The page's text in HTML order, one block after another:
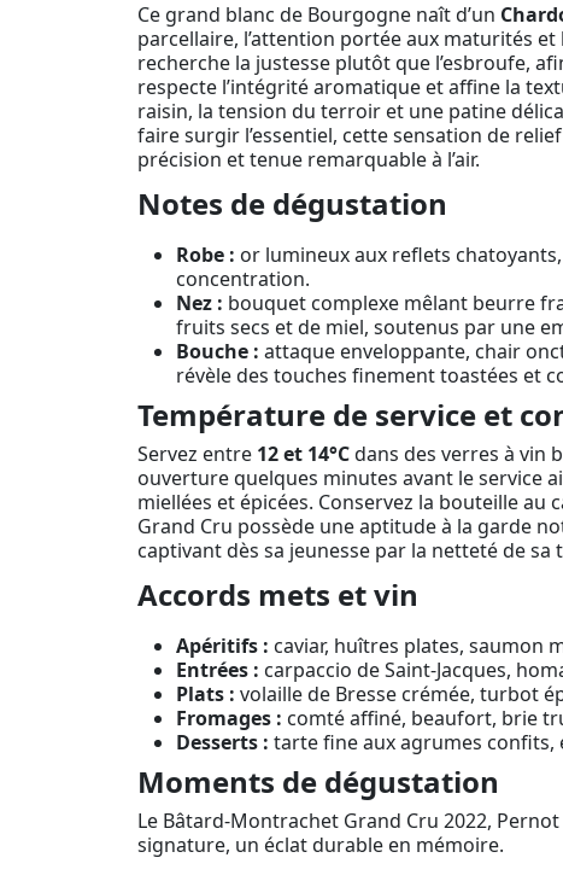
Ce grand blanc de Bourgogne naît d’un
parcellaire, l’attention portée aux maturités
recherche la justesse plutôt que l’esbroufe,
respecte l’intégrité aromatique et affine la
raisin, la tension du terroir et une patine
faire surgir l’essentiel, cette sensation de
précision et tenue remarquable à l’air.
Notes de dégustation
Robe : or lumineux aux reflets
concentration.
Nez : bouquet complexe mêlant beurre
fruits secs et de miel, soutenus par une
Bouche : attaque enveloppante, chair
révèle des touches finement toastées et
Température de service et
Servez entre 12 et 14°Cdans des verres à vin
ouverture quelques minutes avant le service
miellées et épicées. Conservez la bouteille au
Grand Cru possède une aptitude à la garde
captivant dès sa jeunesse par la netteté de sa
Accords mets et vin
Apéritifs : caviar, huîtres plates, saumon
Entrées : carpaccio de Saint-Jacques,
Plats : volaille de Bresse crémée, turbot
Fromages : comté affiné, beaufort, brie
Desserts : tarte fine aux agrumes confits,
Moments de dégustation
Le Bâtard-Montrachet Grand Cru 2022,
signature, un éclat durable en mémoire.